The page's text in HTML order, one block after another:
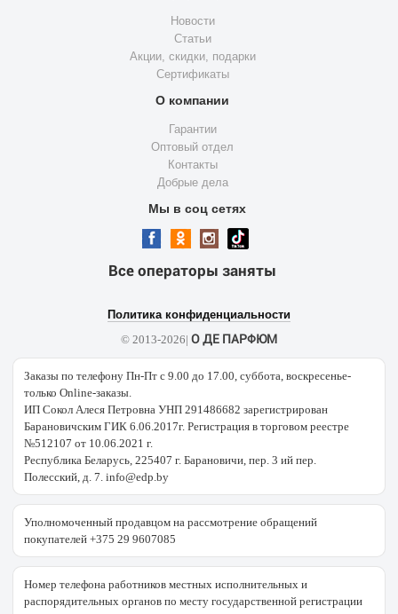
Новости
Статьи
Акции, скидки, подарки
Сертификаты
О компании
Гарантии
Оптовый отдел
Контакты
Добрые дела
Мы в соц сетях
Все операторы заняты
Политика конфиденциальности
© 2013-2026| О ДЕ ПАРФЮМ
Заказы по телефону Пн-Пт с 9.00 до 17.00, суббота, воскресенье-
только Online-заказы.
ИП Сокол Алеся Петровна УНП 291486682 зарегистрирован
Барановичским ГИК 6.06.2017г. Регистрация в торговом реестре
№512107 от 10.06.2021 г.
Республика Беларусь, 225407 г. Барановичи, пер. 3 ий пер.
Полесский, д. 7. info@edp.by
Уполномоченный продавцом на рассмотрение обращений
покупателей +375 29 9607085
Номер телефона работников местных исполнительных и
распорядительных органов по месту государственной регистрации